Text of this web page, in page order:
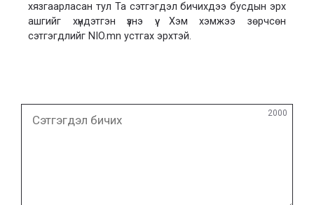
хязгаарласан тул Та сэтгэгдэл бичихдээ бусдын эрх
ашгийг хүндэтгэн үзнэ үү. Хэм хэмжээ зөрчсөн
сэтгэгдлийг NIO.mn устгах эрхтэй.
2000